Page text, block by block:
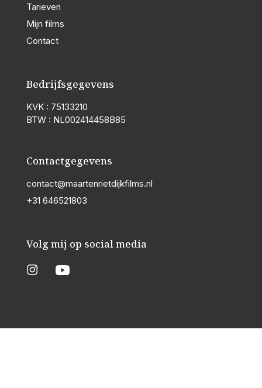
Tarieven
Mijn films
Contact
Bedrijfsgegevens
KVK : 75133210
BTW : NL002414458B85
Contactgegevens
contact@maartenrietdijkfilms.nl
+31 646521803
Volg mij op social media